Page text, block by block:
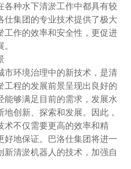
各种水下清淤工作中都具有较
仕集团的专业技术提供了极大
工作的效率和安全性，更促进
市环境治理中的新技术，是清
工程的发展前景呈现出良好的
能够满足目前的需求，发展水
创新、探索和发展。因此，
术不仅需要更高的效率和精
好地保证。巴洛仕集团将进一
新清淤机器人的技术，加强自